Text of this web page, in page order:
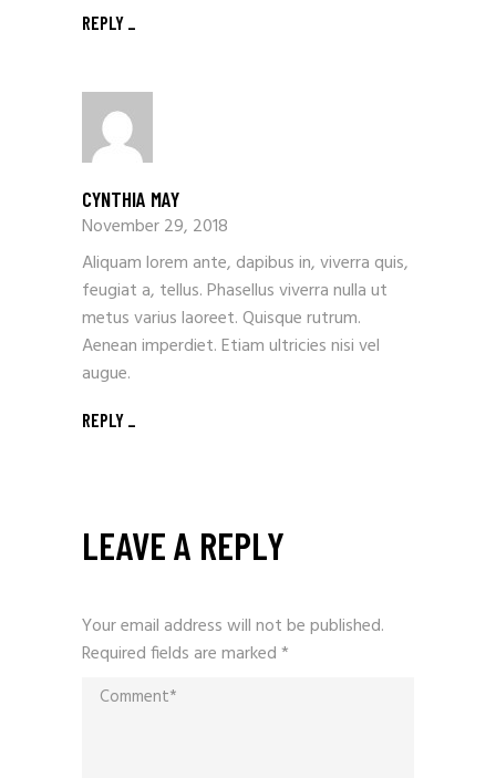
REPLY
CYNTHIA MAY
November 29, 2018
Aliquam lorem ante, dapibus in, viverra quis,
feugiat a, tellus. Phasellus viverra nulla ut
metus varius laoreet. Quisque rutrum.
Aenean imperdiet. Etiam ultricies nisi vel
augue.
REPLY
LEAVE A REPLY
Your email address will not be published.
Required fields are marked*